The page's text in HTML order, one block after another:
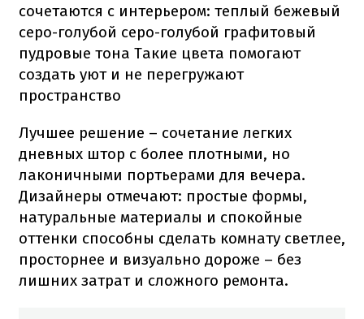
сочетаются с интерьером: теплый бежевый
серо-голубой серо-голубой графитовый
пудровые тона Такие цвета помогают
создать уют и не перегружают
пространство
Лучшее решение – сочетание легких
дневных штор с более плотными, но
лаконичными портьерами для вечера.
Дизайнеры отмечают: простые формы,
натуральные материалы и спокойные
оттенки способны сделать комнату светлее,
просторнее и визуально дороже – без
лишних затрат и сложного ремонта.